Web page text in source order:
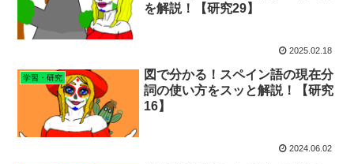
を解説！【研究29】
2025.02.18
学習・研究
図で分かる！スペイン語の現在分
詞の使い方をスッと解説！【研究
16】
2024.06.02